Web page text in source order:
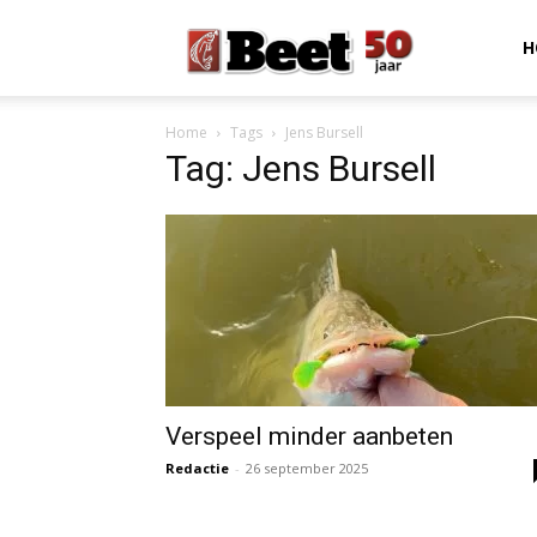
Home Tags Jens Bursell
Tag: Jens Bursell
Verspeel minder aanbeten
Redactie - 26 september 2025